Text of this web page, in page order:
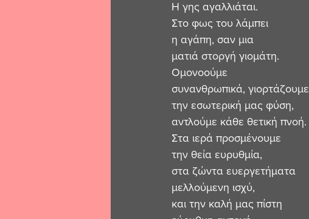
Η γης αγαλλιάται.
Στο φως του λάμπει
η αγάπη, σαν μια
ματιά στοργή γιομάτη.
Ομονοούμε
συνανθρωπικά, γιορτάζουμε
την εσωτερική μας φύση,
αντλούμε κάθε θετική πνοή.
Στα ιερά προσμένουμε
την θεία ευρυθμία,
στα ζώντα ευεργετήματα
μελλούμενη ισχύ,
και την καλή μας πίστη